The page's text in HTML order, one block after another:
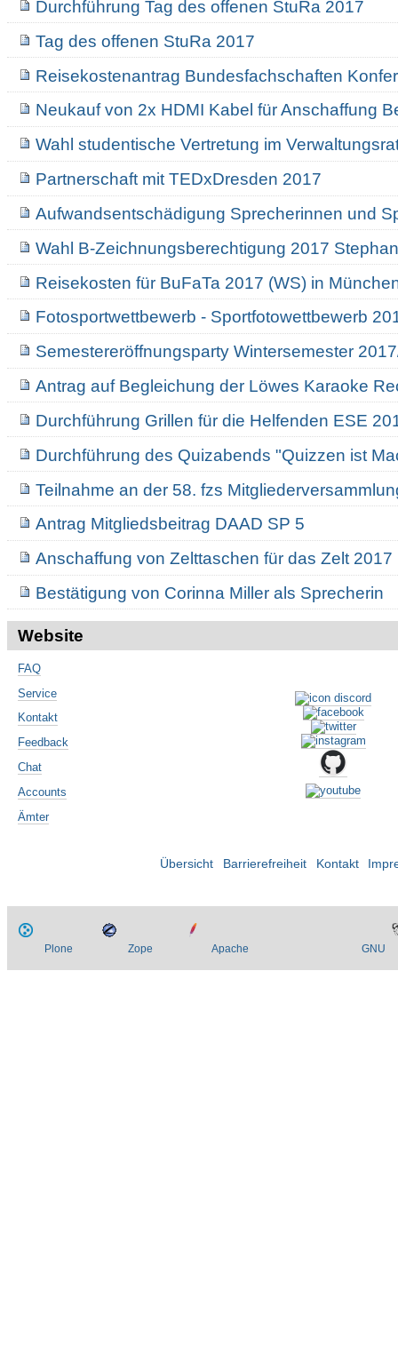
Durchführung Tag des offenen StuRa 2017
Tag des offenen StuRa 2017
Reisekostenantrag Bundesfachschaften
Neukauf von 2x HDMI Kabel für Anschaffung
Wahl studentische Vertretung im
Partnerschaft mit TEDxDresden 2017
Aufwandsentschädigung Sprecherinnen und
Wahl B-Zeichnungsberechtigung 2017
Reisekosten für BuFaTa 2017 (WS) in
Fotosportwettbewerb - Sportfotowettbewerb
Semestereröffnungsparty Wintersemester
Antrag auf Begleichung der Löwes Karaoke
Durchführung Grillen für die Helfenden ESE
Durchführung des Quizabends "Quizzen ist
Teilnahme an der 58. fzs
Antrag Mitgliedsbeitrag DAAD SP 5
Anschaffung von Zelttaschen für das Zelt 2017
Bestätigung von Corinna Miller als Sprecherin
Website
FAQ
Service
Kontakt
Feedback
Chat
Accounts
Ämter
Übersicht Barrierefreiheit Kontakt
Plone Zope Apache GNU